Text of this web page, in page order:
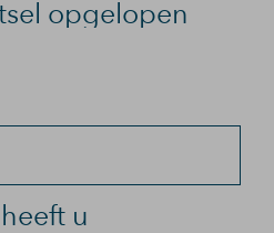
opgelopen
u